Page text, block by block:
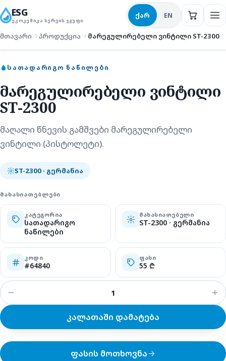
ESG
ᲔᲙᲝᲙᲔᲛᲘᲙᲐ ᲡᲔᲠᲕᲘᲡ ᲯᲒᲣᲤᲘ
ქარ EN
მთავარი პროდუქცია მარეგულირებელი ვინტილი ST-2300
ᲡᲐᲗᲐᲓᲐᲠᲘᲒᲝ ᲜᲐᲬᲘᲚᲔᲑᲘ
მარეგულირებელი ვინტილი
ST-2300
მაღალი წნევის გამშვები მარეგულირებელი
ვინტილი (პისტოლეტი).
ST-2300 · გერმანია
ᲛᲐᲮᲐᲡᲘᲐᲗᲔᲑᲚᲔᲑᲘ
ᲙᲐᲢᲔᲒᲝᲠᲘᲐ
სათადარიგო
ნაწილები
ᲛᲐᲮᲐᲡᲘᲐᲗᲔᲑᲔᲚᲘ
ST-2300 · გერმანია
ᲙᲝᲓᲘ
#64840
ᲤᲐᲡᲘ
55 ₾
კალათაში დამატება
ფასის მოთხოვნა
სათადარიგო ნაწილები